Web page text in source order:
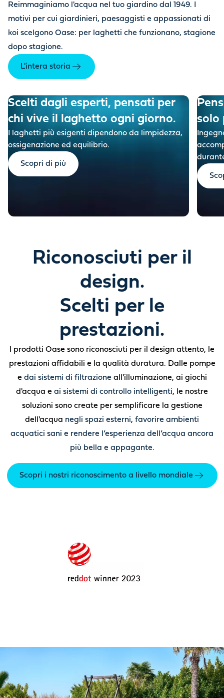
Reimmaginiamo l'acqua nel tuo giardino dal 1949. I
motivi per cui giardinieri, paesaggisti e appassionati di
koi scelgono Oase: per laghetti che funzionano, stagione
dopo stagione.
L'intera storia
Scelti dagli esperti, pensati per
chi vive il laghetto ogni giorno.
I laghetti più esigenti dipendono da limpidezza,
ossigenazione ed equilibrio.
Scopri di più
solo
Riconosciuti per il
design.
Scelti per le
prestazioni.
I prodotti Oase sono riconosciuti per il design attento, le
prestazioni affidabili e la qualità duratura. Dalle pompe
e dai sistemi di filtrazione all'illuminazione, ai giochi
d'acqua e ai sistemi di controllo intelligenti, le nostre
soluzioni sono create per semplificare la gestione
dell'acqua negli spazi esterni, favorire ambienti
acquatici sani e rendere l’esperienza dell’acqua ancora
più bella e appagante.
Scopri i nostri riconoscimento a livello mondiale